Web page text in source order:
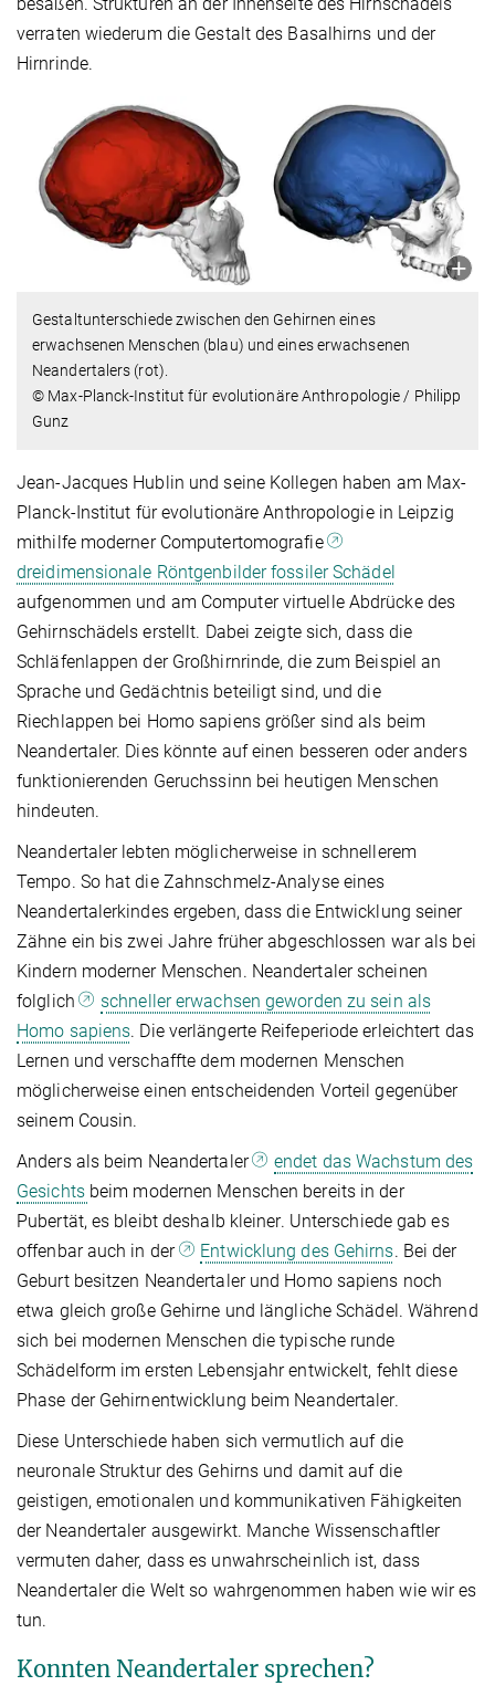
verraten wiederum die Gestalt des Basalhirns und der
Hirnrinde.
Gestaltunterschiede zwischen den Gehirnen eines
erwachsenen Menschen (blau) und eines erwachsenen
Neandertalers (rot).
© Max-Planck-Institut für evolutionäre Anthropologie / Philipp
Gunz
Jean-Jacques Hublin und seine Kollegen haben am Max-
Planck-Institut für evolutionäre Anthropologie in Leipzig
mithilfe moderner Computertomografie
dreidimensionale Röntgenbilder fossiler Schädel
aufgenommen und am Computer virtuelle Abdrücke des
Gehirnschädels erstellt. Dabei zeigte sich, dass die
Schläfenlappen der Großhirnrinde, die zum Beispiel an
Sprache und Gedächtnis beteiligt sind, und die
Riechlappen bei Homo sapiens größer sind als beim
Neandertaler. Dies könnte auf einen besseren oder anders
funktionierenden Geruchssinn bei heutigen Menschen
hindeuten.
Neandertaler lebten möglicherweise in schnellerem
Tempo. So hat die Zahnschmelz-Analyse eines
Neandertalerkindes ergeben, dass die Entwicklung seiner
Zähne ein bis zwei Jahre früher abgeschlossen war als bei
Kindern moderner Menschen. Neandertaler scheinen
folglich
schneller erwachsen geworden zu sein als
Homo sapiens. Die verlängerte Reifeperiode erleichtert das
Lernen und verschaffte dem modernen Menschen
möglicherweise einen entscheidenden Vorteil gegenüber
seinem Cousin.
Anders als beim Neandertaler
endet das Wachstum des
Gesichts beim modernen Menschen bereits in der
Pubertät, es bleibt deshalb kleiner. Unterschiede gab es
offenbar auch in der
Entwicklung des Gehirns. Bei der
Geburt besitzen Neandertaler und Homo sapiens noch
etwa gleich große Gehirne und längliche Schädel. Während
sich bei modernen Menschen die typische runde
Schädelform im ersten Lebensjahr entwickelt, fehlt diese
Phase der Gehirnentwicklung beim Neandertaler.
Diese Unterschiede haben sich vermutlich auf die
neuronale Struktur des Gehirns und damit auf die
geistigen, emotionalen und kommunikativen Fähigkeiten
der Neandertaler ausgewirkt. Manche Wissenschaftler
vermuten daher, dass es unwahrscheinlich ist, dass
Neandertaler die Welt so wahrgenommen haben wie wir es
tun.
Konnten Neandertaler sprechen?